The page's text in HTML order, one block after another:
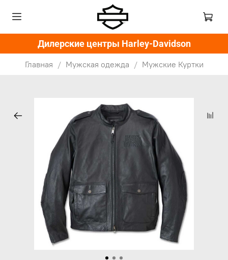
Дилерские центры Harley-Davidson
Главная Мужская одежда Мужские Куртки